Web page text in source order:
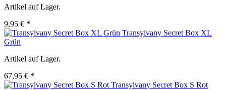
Artikel auf Lager.
9,95 € *
Transylvany Secret Box XL
Grün
Artikel auf Lager.
67,95 € *
Transylvany Secret Box S Rot